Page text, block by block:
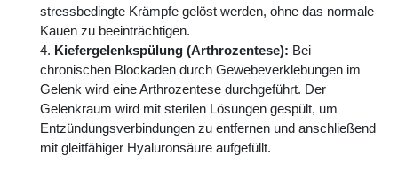
stressbedingte Krämpfe gelöst werden, ohne das normale
Kauen zu beeinträchtigen.
Kiefergelenkspülung (Arthrozentese): Bei
chronischen Blockaden durch Gewebeverklebungen im
Gelenk wird eine Arthrozentese durchgeführt. Der
Gelenkraum wird mit sterilen Lösungen gespült, um
Entzündungsverbindungen zu entfernen und anschließend
mit gleitfähiger Hyaluronsäure aufgefüllt.